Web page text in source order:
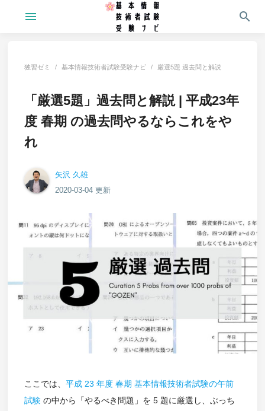
menu search
独習ゼミ 基本情報技術者試験受験ナビ 厳選5題 過去問と解説
「厳選5題」過去問と解説 | 平成23年
度 春期 の過去問やるならこれをや
れ
矢沢 久雄
2020-03-04 更新
ここでは、 平成 23 年度 春期 基本情報技術者試験の午前
試験の中から「やるべき問題」を 5 題に厳選し、ぶっち